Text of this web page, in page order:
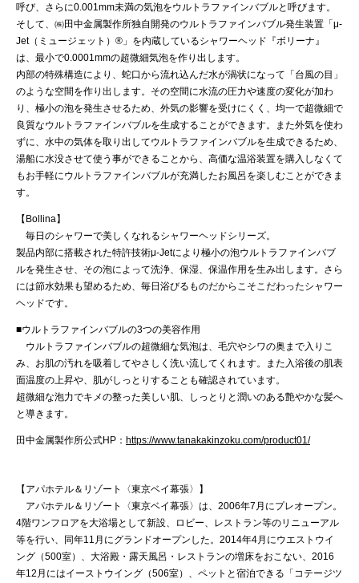
呼び、さらに0.001mm未満の気泡をウルトラファインバブルと呼びます。
そして、㈱田中金属製作所独自開発のウルトラファインバブル発生装置「μ-
Jet（ミュージェット）®」を内蔵しているシャワーヘッド『ボリーナ』
は、最小で0.0001mmの超微細気泡を作り出します。
内部の特殊構造により、蛇口から流れ込んだ水が渦状になって「台風の目」
のような空間を作り出します。その空間に水流の圧力や速度の変化が加わ
り、極小の泡を発生させるため、外気の影響を受けにくく、均一で超微細で
良質なウルトラファインバブルを生成することができます。また外気を使わ
ずに、水中の気体を取り出してウルトラファインバブルを生成できるため、
湯船に水没させて使う事ができることから、高価な温浴装置を購入しなくて
もお手軽にウルトラファインバブルが充満したお風呂を楽しむことができま
す。
【Bollina】
毎日のシャワーで美しくなれるシャワーヘッドシリーズ。
製品内部に搭載された特許技術μ-Jetにより極小の泡ウルトラファインバブ
ルを発生させ、その泡によって洗浄、保湿、保温作用を生み出します。さら
には節水効果も望めるため、毎日浴びるものだからこそこだわったシャワー
ヘッドです。
■ウルトラファインバブルの3つの美容作用
ウルトラファインバブルの超微細な気泡は、毛穴やシワの奥まで入りこ
み、お肌の汚れを吸着してやさしく洗い流してくれます。また入浴後の肌表
面温度の上昇や、肌がしっとりすることも確認されています。
超微細な泡力でキメの整った美しい肌、しっとりと潤いのある艶やかな髪へ
と導きます。
田中金属製作所公式HP： https://www.tanakakinzoku.com/product01/
【アパホテル＆リゾート〈東京ベイ幕張〉】
アパホテル＆リゾート〈東京ベイ幕張〉は、2006年7月にプレオープン。
4階ワンフロアを大浴場として新設、ロビー、レストラン等のリニューアル
等を行い、同年11月にグランドオープンした。2014年4月にウエストウイ
ング（500室）、大浴殿・露天風呂・レストランの増床をおこない、2016
年12月にはイーストウイング（506室）、ペットと宿泊できる「コテージツ